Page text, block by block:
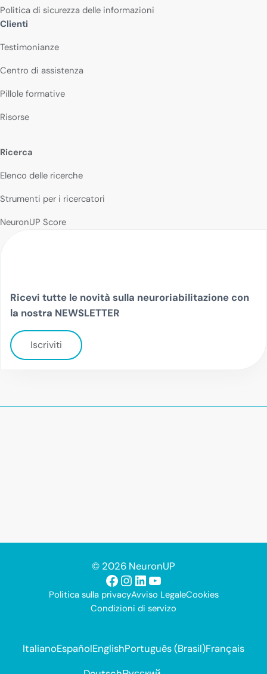
Politica di sicurezza delle informazioni
Clienti
Testimonianze
Centro di assistenza
Pillole formative
Risorse
Ricerca
Elenco delle ricerche
Strumenti per i ricercatori
NeuronUP Score
Ricevi tutte le novità sulla neuroriabilitazione con
la nostra NEWSLETTER
Iscriviti
© 2026 NeuronUP
Facebook
Instagram
LinkedIn
YouTube
Politica sulla privacyAvviso LegaleCookies
Condizioni di servizo
ItalianoEspañolEnglishPortuguês (Brasil)Français